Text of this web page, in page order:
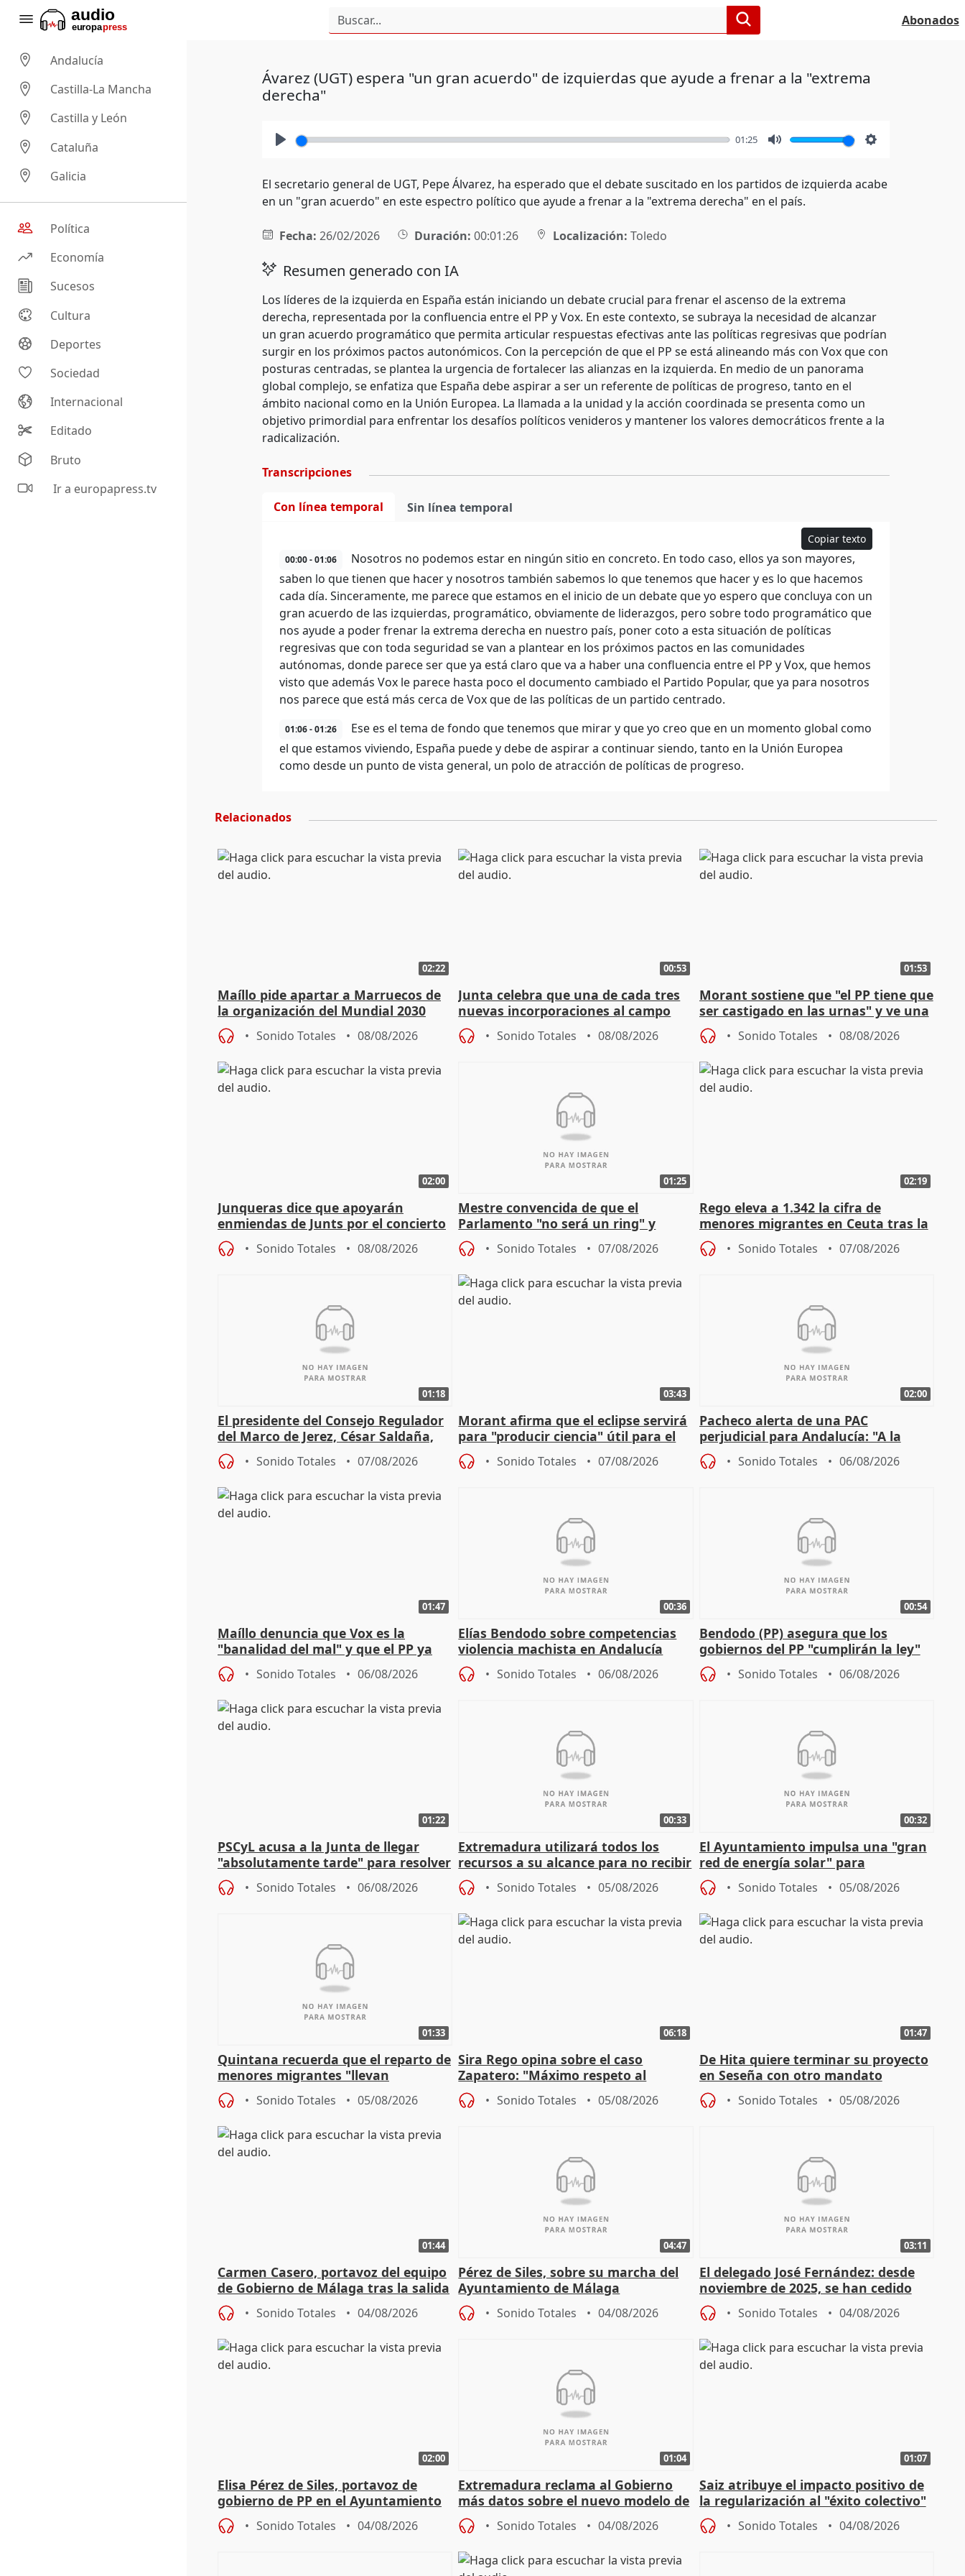
Abonados
Andalucía
Castilla-La Mancha
Castilla y León
Cataluña
Galicia
Política
Economía
Sucesos
Cultura
Deportes
Sociedad
Internacional
Editado
Bruto
Ir a europapress.tv
Ávarez (UGT) espera "un gran acuerdo" de izquierdas que ayude a frenar a la "extrema
derecha"
01:25
El secretario general de UGT, Pepe Álvarez, ha esperado que el debate suscitado en los partidos de izquierda acabe
en un "gran acuerdo" en este espectro político que ayude a frenar a la "extrema derecha" en el país.
Fecha: 26/02/2026 Duración: 00:01:26 Localización: Toledo
Resumen generado con IA
Los líderes de la izquierda en España están iniciando un debate crucial para frenar el ascenso de la extrema
derecha, representada por la confluencia entre el PP y Vox. En este contexto, se subraya la necesidad de alcanzar
un gran acuerdo programático que permita articular respuestas efectivas ante las políticas regresivas que podrían
surgir en los próximos pactos autonómicos. Con la percepción de que el PP se está alineando más con Vox que con
posturas centradas, se plantea la urgencia de fortalecer las alianzas en la izquierda. En medio de un panorama
global complejo, se enfatiza que España debe aspirar a ser un referente de políticas de progreso, tanto en el
ámbito nacional como en la Unión Europea. La llamada a la unidad y la acción coordinada se presenta como un
objetivo primordial para enfrentar los desafíos políticos venideros y mantener los valores democráticos frente a la
radicalización.
Transcripciones
Con línea temporal Sin línea temporal
Copiar texto
00:00 - 01:06
Nosotros no podemos estar en ningún sitio en concreto. En todo caso, ellos ya son mayores,
saben lo que tienen que hacer y nosotros también sabemos lo que tenemos que hacer y es lo que hacemos
cada día. Sinceramente, me parece que estamos en el inicio de un debate que yo espero que concluya con un
gran acuerdo de las izquierdas, programático, obviamente de liderazgos, pero sobre todo programático que
nos ayude a poder frenar la extrema derecha en nuestro país, poner coto a esta situación de políticas
regresivas que con toda seguridad se van a plantear en los próximos pactos en las comunidades
autónomas, donde parece ser que ya está claro que va a haber una confluencia entre el PP y Vox, que hemos
visto que además Vox le parece hasta poco el documento cambiado el Partido Popular, que ya para nosotros
nos parece que está más cerca de Vox que de las políticas de un partido centrado.
01:06 - 01:26
Ese es el tema de fondo que tenemos que mirar y que yo creo que en un momento global como
el que estamos viviendo, España puede y debe de aspirar a continuar siendo, tanto en la Unión Europea
como desde un punto de vista general, un polo de atracción de políticas de progreso.
Relacionados
02:22
Maíllo pide apartar a Marruecos de
la organización del Mundial 2030
Sonido Totales 08/08/2026
00:53
Junta celebra que una de cada tres
nuevas incorporaciones al campo
andaluz son mujeres jóvenes
Sonido Totales 08/08/2026
01:53
Morant sostiene que "el PP tiene que
ser castigado en las urnas" y ve una
"pulsión de cambio"
Sonido Totales 08/08/2026
02:00
Junqueras dice que apoyarán
enmiendas de Junts por el concierto
en el trámite de financiación
Sonido Totales 08/08/2026
01:25
Mestre convencida de que el
Parlamento "no será un ring" y
defiende "estabilidad" del pacto con
Vox
Sonido Totales 07/08/2026
02:19
Rego eleva a 1.342 la cifra de
menores migrantes en Ceuta tras la
entrada masiva
Sonido Totales 07/08/2026
01:18
El presidente del Consejo Regulador
del Marco de Jerez, César Saldaña,
sobre exportaciones
Sonido Totales 07/08/2026
03:43
Morant afirma que el eclipse servirá
para "producir ciencia" útil para el
resto del mundo
Sonido Totales 07/08/2026
02:00
Pacheco alerta de una PAC
perjudicial para Andalucía: "A la
agricultura hay que protegerla"
Sonido Totales 06/08/2026
01:47
Maíllo denuncia que Vox es la
"banalidad del mal" y que el PP ya
asume todas sus tesis
Sonido Totales 06/08/2026
00:36
Elías Bendodo sobre competencias
violencia machista en Andalucía
Sonido Totales 06/08/2026
00:54
Bendodo (PP) asegura que los
gobiernos del PP "cumplirán la ley"
sobre los menores migrantes
Sonido Totales 06/08/2026
01:22
PSCyL acusa a la Junta de llegar
"absolutamente tarde" para resolver
problemas como Newcastle
Sonido Totales 06/08/2026
00:33
Extremadura utilizará todos los
recursos a su alcance para no recibir
más menores migrantes
Sonido Totales 05/08/2026
00:32
El Ayuntamiento impulsa una "gran
red de energía solar" para
autoconsumo
Sonido Totales 05/08/2026
01:33
Quintana recuerda que el reparto de
menores migrantes "llevan
aportación del Gobierno" central
Sonido Totales 05/08/2026
06:18
Sira Rego opina sobre el caso
Zapatero: "Máximo respeto al
proceso judicial"
Sonido Totales 05/08/2026
01:47
De Hita quiere terminar su proyecto
en Seseña con otro mandato
Sonido Totales 05/08/2026
01:44
Carmen Casero, portavoz del equipo
de Gobierno de Málaga tras la salida
de Pérez de Siles
Sonido Totales 04/08/2026
04:47
Pérez de Siles, sobre su marcha del
Ayuntamiento de Málaga
Sonido Totales 04/08/2026
03:11
El delegado José Fernández: desde
noviembre de 2025, se han cedido
9.810 ayudas por nacimiento
Sonido Totales 04/08/2026
02:00
Elisa Pérez de Siles, portavoz de
gobierno de PP en el Ayuntamiento
de Málaga, deja la política
Sonido Totales 04/08/2026
01:04
Extremadura reclama al Gobierno
más datos sobre el nuevo modelo de
financiación
Sonido Totales 04/08/2026
01:07
Saiz atribuye el impacto positivo de
la regularización al "éxito colectivo"
del Gobierno
Sonido Totales 04/08/2026